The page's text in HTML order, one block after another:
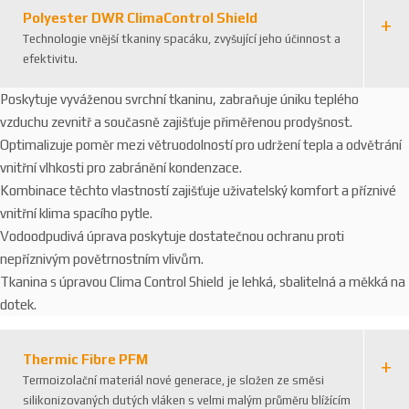
Polyester DWR ClimaControl Shield
Technologie vnější tkaniny spacáku, zvyšující jeho účinnost a
efektivitu.
Poskytuje vyváženou svrchní tkaninu, zabraňuje úniku teplého
vzduchu zevnitř a současně zajišťuje přiměřenou prodyšnost.
Optimalizuje poměr mezi větruodolností pro udržení tepla a odvětrání
vnitřní vlhkosti pro zabránění kondenzace.
Kombinace těchto vlastností zajišťuje uživatelský komfort a příznivé
vnitřní klima spacího pytle.
Vodoodpudivá úprava poskytuje dostatečnou ochranu proti
nepříznivým povětrnostním vlivům.
Tkanina s úpravou Clima Control Shield je lehká, sbalitelná a měkká na
dotek.
Thermic Fibre PFM
Termoizolační materiál nové generace, je složen ze směsi
silikonizovaných dutých vláken s velmi malým průměru blížícím